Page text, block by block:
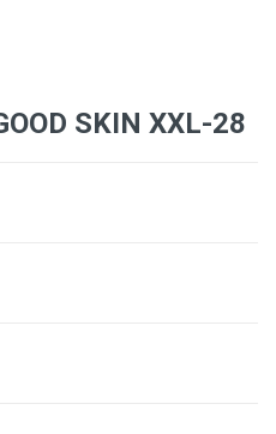
SKIN XXL-28